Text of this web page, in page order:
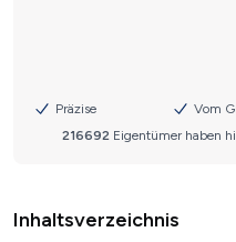
Inhaltsverzeichnis